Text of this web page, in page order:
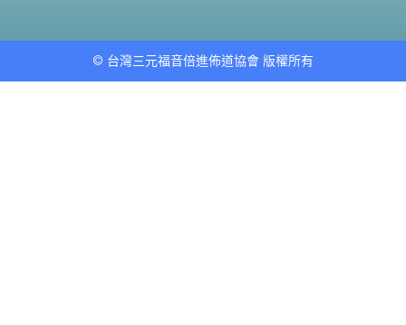
© 台灣三元福音倍進佈道協會 版權所有